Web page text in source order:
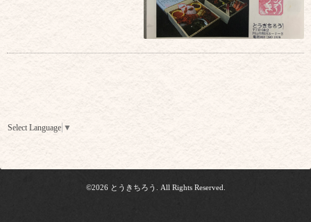
Select Language ▼
©2026 とうきちろう . All Rights Reserved.